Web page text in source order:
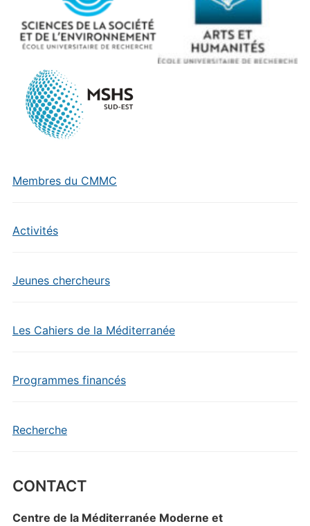
Membres du CMMC
Activités
Jeunes chercheurs
Les Cahiers de la Méditerranée
Programmes financés
Recherche
CONTACT
Centre de la Méditerranée Moderne et